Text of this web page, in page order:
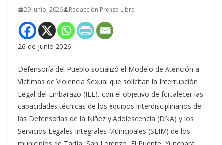
29 junio, 2026 Redacción Prensa Libre
26 de junio 2026
Defensoría del Pueblo socializó el Modelo de Atención a
Víctimas de Violencia Sexual que solicitan la Interrupción
Legal del Embarazo (ILE), con el objetivo de fortalecer las
capacidades técnicas de los equipos interdisciplinarios de
las Defensorías de la Niñez y Adolescencia (DNA) y los
Servicios Legales Integrales Municipales (SLIM) de los